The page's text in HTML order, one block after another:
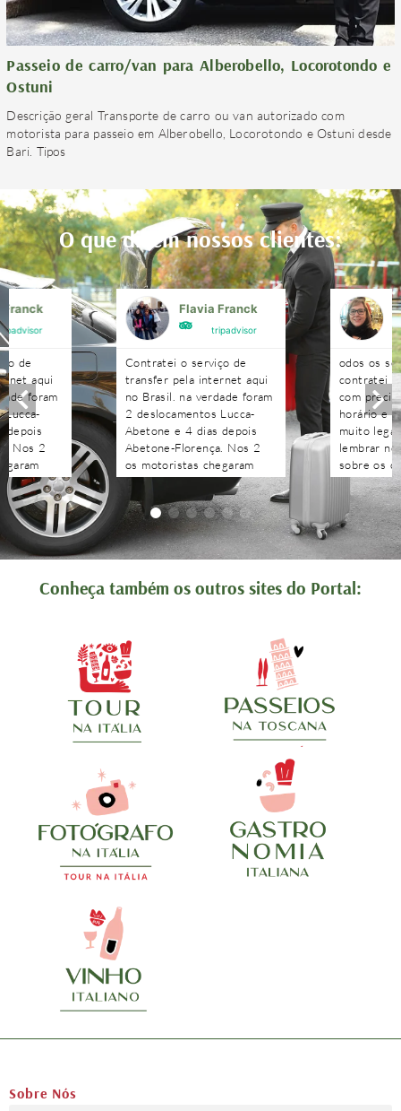
Passeio de carro/van para Alberobello, Locorotondo e
Ostuni
Descrição geral Transporte de carro ou van autorizado com
motorista para passeio em Alberobello, Locorotondo e Ostuni desde
Bari. Tipos
O que dizem nossos clientes:
Franck
de
aqui
foram
Lucca-
depois
Nos 2
Flavia Franck
tripadvisor
Contratei o serviço de
transfer pela internet aqui
no Brasil. na verdade foram
2 deslocamentos Lucca-
Abetone e 4 dias depois
Abetone-Florença. Nos 2
os motoristas chegaram
antes do horário
combinado, nos aguardaram
e foram muito atenciosos.
Ótimo trabalho. Podem
contratar sem medo!!!!
odos os
contratei
com
horário e
muito
lembrar
sobre os
agendados
às
recebidas
Conheça também os outros sites do Portal:
Sobre Nós